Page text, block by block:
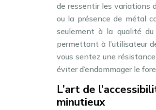
de ressentir les variations
ou la présence de métal
seulement à la qualité
permettant à l’utilisateur
vous sentez une
éviter d’endommager le
L’art de
minutieux